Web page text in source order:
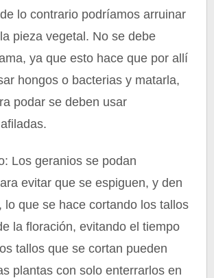
lo contrario podríamos arruinar
pieza vegetal. No se debe
ya que esto hace que por allí
hongos o bacterias y matarla,
podar se deben usar
Los geranios se podan
evitar que se espiguen, y den
lo que se hace cortando los tallos
la floración, evitando el tiempo
tallos que se cortan pueden
plantas con solo enterrarlos en